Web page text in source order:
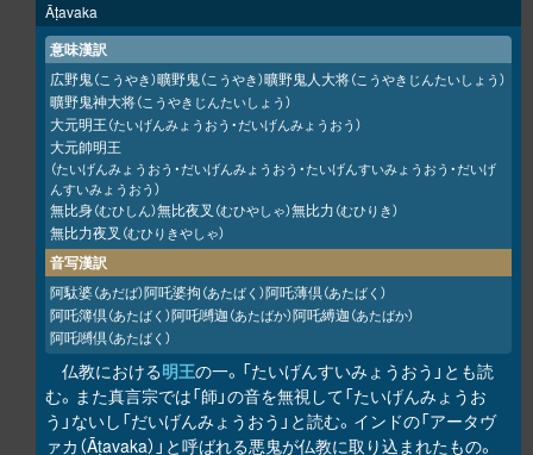
Āṭavaka
意味漢訳
広野鬼（こうやき）曠野鬼（こうやき）曠野鬼人大将（こうやきじんたいしょう）
曠野鬼神大将（こうやきじんたいしょう）
大元明王（たいげんみょうおう・だいげんみょうおう）
大元帥明王
（たいげんみょうおう・だいげんみょうおう・たいげんすいみょうおう・だいげ
んすいみょうおう）
無比身（むひしん）無比夜叉 （むひやしゃ）無比力（むひりき）
無比力夜叉 （むひりきやしゃ）
音写漢訳
阿駄婆（あだば）阿吒婆拘（あたばく）阿吒薄倶（あたばく）
阿吒簿倶（あたばく）阿吒嚩迦（あたばか）阿吒縛迦（あたばか）
阿吒嚩倶（あたばく）
仏教における明王の一。「たいげんすいみょうおう」とも読
む。また真言宗では「師」の音を無視して「たいげんみょうお
う」ないし「だいげんみょうおう」と読む。インドの「アータヴ
ァカ（Āṭavaka）」と呼ばれる悪鬼が仏教に取り込まれたもの。